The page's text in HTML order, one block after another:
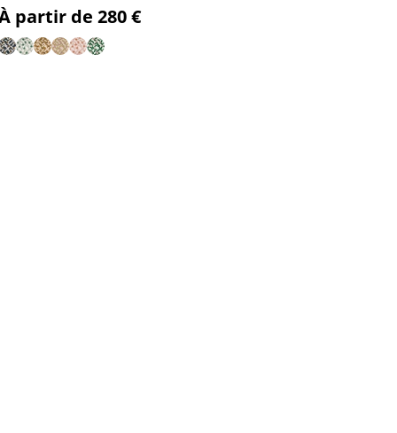
partir de 280 €